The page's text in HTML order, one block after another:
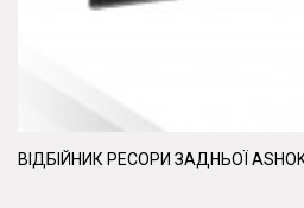
ВІДБІЙНИК РЕСОРИ ЗАДНЬОЇ